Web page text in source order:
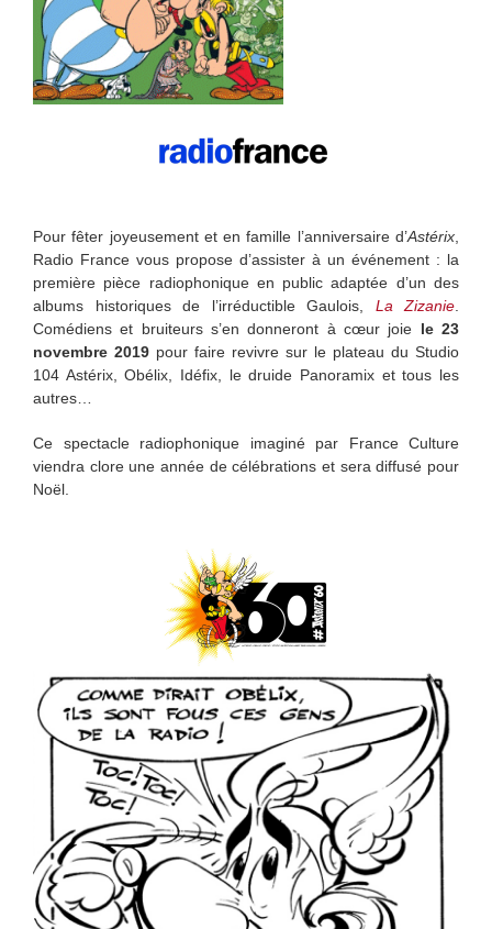
Pour fêter joyeusement et en famille l’anniversaire d’Astérix,
Radio France vous propose d’assister à un événement : la
première pièce radiophonique en public adaptée d’un des
albums historiques de l’irréductible Gaulois, La Zizanie.
Comédiens et bruiteurs s’en donneront à cœur joie le 23
novembre 2019 pour faire revivre sur le plateau du Studio
104 Astérix, Obélix, Idéfix, le druide Panoramix et tous les
autres…
Ce spectacle radiophonique imaginé par France Culture
viendra clore une année de célébrations et sera diffusé pour
Noël.